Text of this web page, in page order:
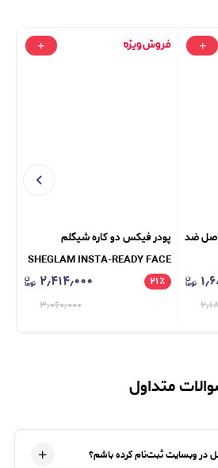
اصل ضد
پودر فیکس دو کاره شیگلم
SHEGLAM INSTA-READY FACE
& UNDER EYE SETTING
۲۱٪ ۲٫۴۱۴٫۰۰۰
۳٫۰۶۰٫۰۰۰
متداول
در وبسایت ثبت‌نام کرده باشم؟